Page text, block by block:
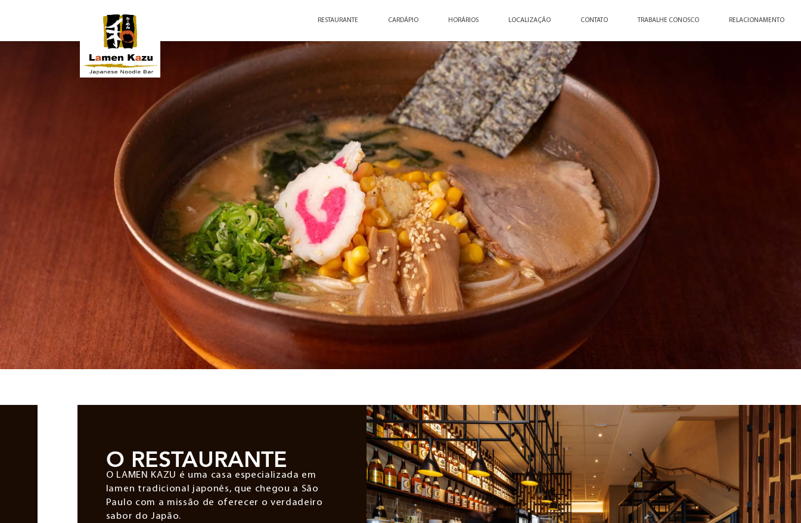
RESTAURANTE CARDÁPIO HORÁRIOS LOCALIZAÇÃO CONTATO TRABALHE CONOSCO RELACIONAMENTO
O RESTAURANTE
O LAMEN KAZU é uma casa especializada em
lamen tradicional japonês, que chegou a São
Paulo com a missão de oferecer o verdadeiro
sabor do Japão.